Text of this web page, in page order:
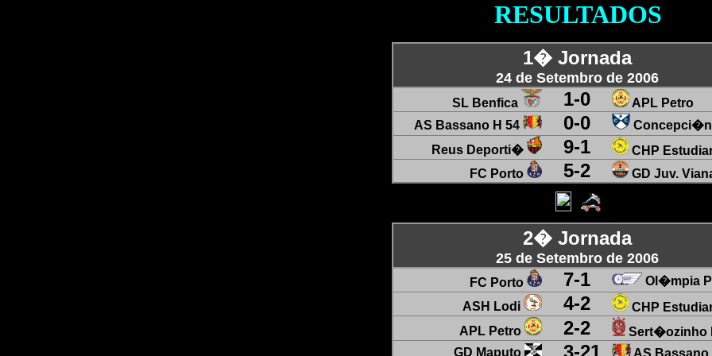
RESULTADOS
1� Jornada
24 de Setembro de 2006
SL Benfica 1-0
APL Petro
AS Bassano H 54
0-0
Concepci�n
Reus Deporti�
9-1
CHP
FC Porto
5-2 GD Juv.
2� Jornada
25 de Setembro de 2006
FC Porto 7-1
Ol�mpia
ASH Lodi
4-2
CHP
APL Petro
2-2
Sert�ozinho
GD Maputo
3-21 AS Bassano